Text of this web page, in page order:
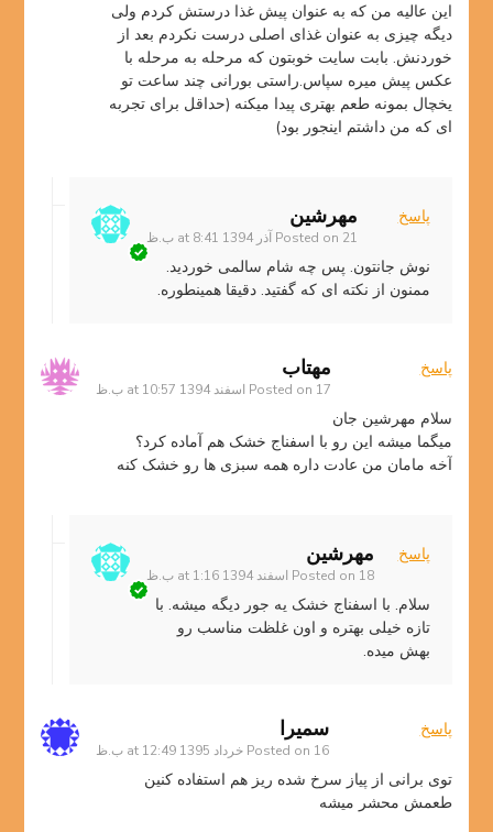
این عالیه من که به عنوان پیش غذا درستش کردم ولی
دیگه چیزی به عنوان غذای اصلی درست نکردم بعد از
خوردنش. بابت سایت خوبتون که مرحله به مرحله با
عکس پیش میره سپاس.راستی بورانی چند ساعت تو
یخچال بمونه طعم بهتری پیدا میکنه (حداقل برای تجربه
ای که من داشتم اینجور بود)
مهرشین
Posted on 21 آذر 1394 at 8:41 ب.ظ
پاسخ
نوش جانتون. پس چه شام سالمی خوردید.
ممنون از نکته ای که گفتید. دقیقا همینطوره.
مهتاب
Posted on 17 اسفند 1394 at 10:57 ب.ظ
پاسخ
سلام مهرشین جان
میگما میشه این رو با اسفناج خشک هم آماده کرد؟
آخه مامان من عادت داره همه سبزی ها رو خشک کنه
مهرشین
Posted on 18 اسفند 1394 at 1:16 ب.ظ
پاسخ
سلام. با اسفناج خشک یه جور دیگه میشه. با
تازه خیلی بهتره و اون غلظت مناسب رو
بهش میده.
سمیرا
Posted on 16 خرداد 1395 at 12:49 ب.ظ
پاسخ
توی برانی از پیاز سرخ شده ریز هم استفاده کنین
طعمش محشر میشه